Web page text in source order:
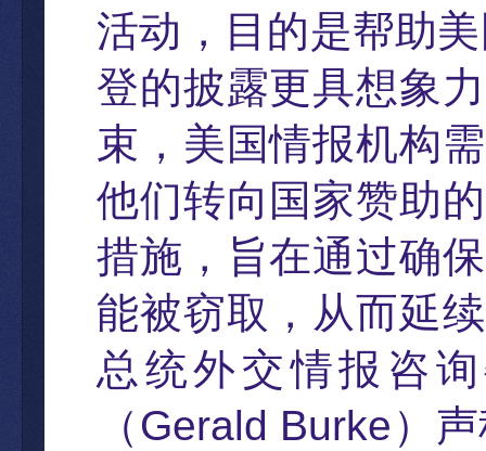
活动 ， 目的是帮助
登的披露更具想象
束，美国情报机构
他们转向国家赞助
措施，旨在通过确
能被窃取，从而延
总统外交情报咨
（ Gerald Burke ）